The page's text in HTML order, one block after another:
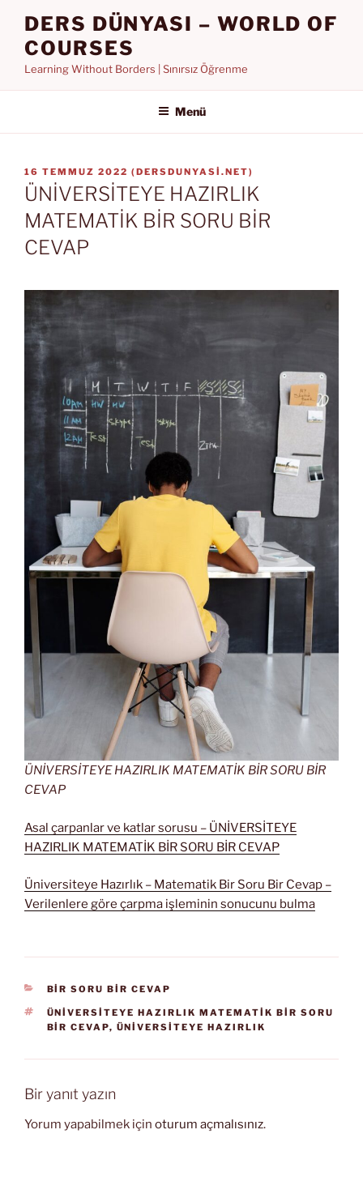
DERS DÜNYASI – WORLD OF
COURSES
Learning Without Borders | Sınırsız Öğrenme
Menü
YAYIM
TARIHI
16 TEMMUZ 2022 (DERSDUNYASI.NET)
ÜNİVERSİTEYE HAZIRLIK
MATEMATİK BİR SORU BİR
CEVAP
ÜNİVERSİTEYE HAZIRLIK MATEMATİK BİR SORU BİR
CEVAP
Asal çarpanlar ve katlar sorusu – ÜNİVERSİTEYE
HAZIRLIK MATEMATİK BİR SORU BİR CEVAP
Üniversiteye Hazırlık – Matematik Bir Soru Bir Cevap –
Verilenlere göre çarpma işleminin sonucunu bulma
KATEGORILER
BİR SORU BİR CEVAP
ETIKETLER
ÜNİVERSİTEYE HAZIRLIK MATEMATİK BİR SORU
BİR CEVAP, ÜNIVERSITEYE HAZIRLIK
Bir yanıt yazın
Yorum yapabilmek için oturum açmalısınız.